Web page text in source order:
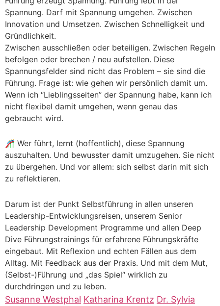
Spannung. Darf mit Spannung umgehen. Zwischen
Innovation und Umsetzen. Zwischen Schnelligkeit und
Gründlichkeit.
Zwischen ausschließen oder beteiligen. Zwischen Regeln
befolgen oder brechen / neu aufstellen. Diese
Spannungsfelder sind nicht das Problem – sie sind die
Führung. Frage ist: wie gehen wir persönlich damit um.
Wenn ich “Lieblingsseiten” der Spannung habe, kann ich
nicht flexibel damit umgehen, wenn genau das
gebraucht wird.
🎢 Wer führt, lernt (hoffentlich), diese Spannung
auszuhalten. Und bewusster damit umzugehen. Sie nicht
zu übergehen. Und vor allem: sich selbst darin mit sich
zu reflektieren.
Darum ist der Punkt Selbstführung in allen unseren
Leadership-Entwicklungsreisen, unserem Senior
Leadership Development Programme und allen Deep
Dive Führungstrainings für erfahrene Führungskräfte
eingebaut. Mit Reflexion und echten Fällen aus dem
Alltag. Mit Feedback aus der Praxis. Und mit dem Mut,
(Selbst-)Führung und „das Spiel“ wirklich zu
durchdringen und zu leben.
Susanne Westphal Katharina Krentz Dr. Sylvia